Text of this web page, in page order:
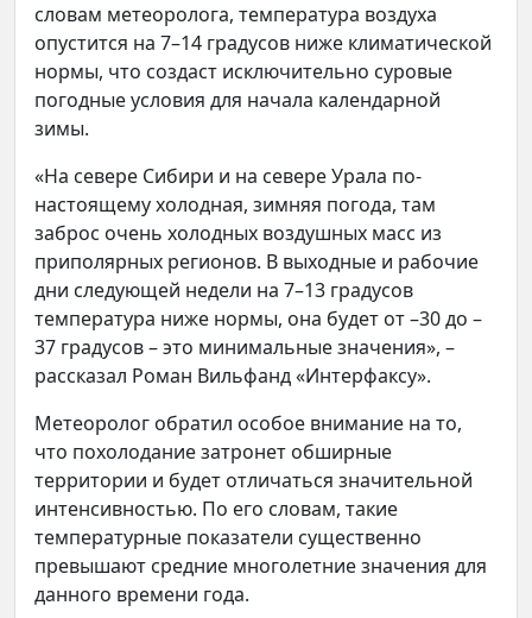
словам метеоролога, температура воздуха
опустится на 7–14 градусов ниже климатической
нормы, что создаст исключительно суровые
погодные условия для начала календарной
зимы.
«На севере Сибири и на севере Урала по-
настоящему холодная, зимняя погода, там
заброс очень холодных воздушных масс из
приполярных регионов. В выходные и рабочие
дни следующей недели на 7–13 градусов
температура ниже нормы, она будет от –30 до –
37 градусов – это минимальные значения», –
рассказал Роман Вильфанд «Интерфаксу».
Метеоролог обратил особое внимание на то,
что похолодание затронет обширные
территории и будет отличаться значительной
интенсивностью. По его словам, такие
температурные показатели существенно
превышают средние многолетние значения для
данного времени года.